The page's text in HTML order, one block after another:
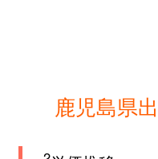
鹿児島県